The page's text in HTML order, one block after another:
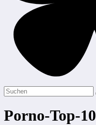
Porno-Top-10